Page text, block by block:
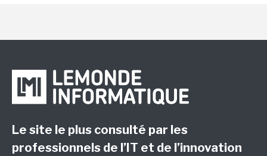
Le site le plus consulté par les
professionnels de l’IT et de l’innovation